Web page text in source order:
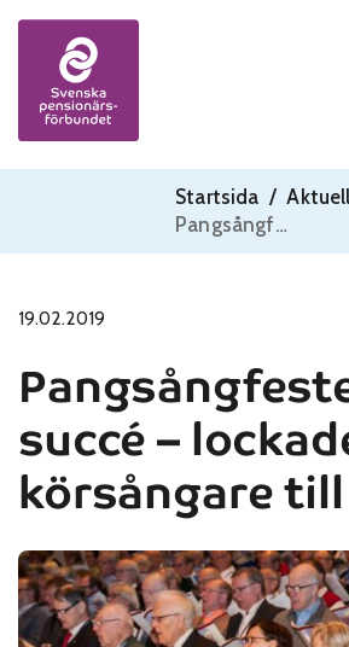
Skip to content
Startsida /
Pangsångfesten en ny succé – lockade 400 körsångare till Esbo
19.02.2019
succé –
körsångare